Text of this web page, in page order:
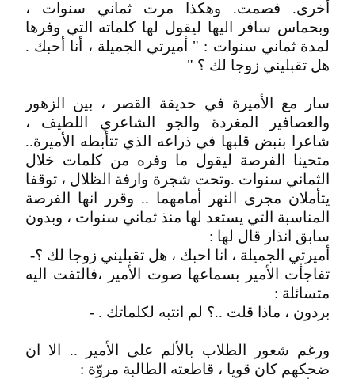
أخرى. فصمت. وهكذا مرت ثماني سنوات ،
وبحماس سافر اليها ليقول لها كلماته التي وفرها
لمدة ثماني سنوات : " أميرتي الجميلة ، أنا أحبك .
هل تقبليني زوجا لك ؟ "
سار مع الأميرة في حديقة القصر ، بين الزهور
والعصافير المغردة والجو الشاعري اللطيف ،
شاعرا بنبض قلبها في ذراعه الذي تتأبطه الأميرة..
متحينا الفرصة ليقول ما وفره من كلمات خلال
الثماني سنوات .وتحت شجرة وارفة الظلال ، توقفا
يتأملان مجرى النهر أمامهما .. وقرر انها الفرصة
المناسبة التي يستعد لها منذ ثماني سنوات ، وبدون
سابق انذار قال لها :
أميرتي الجميلة ، انا احبك ، هل تقبليني زوجا لك ؟-
تفاجأت الأمير بسماعها صوت الأمير ،فالتفت اليه
متسائلة :
بردون ، ماذا قلت ..؟ لم انتبه لكلماتك . -
ورغم شعور الطلاب بالألم على الأمير .. الا ان
ضحكهم كان قويا ، قاطعته الطالبة مروّة :